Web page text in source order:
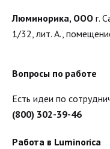
Люминорика, ООО г.
1/32, лит. А.,
Вопросы по работе
Есть идеи по
(800) 302-39-46
Работа в Luminorica